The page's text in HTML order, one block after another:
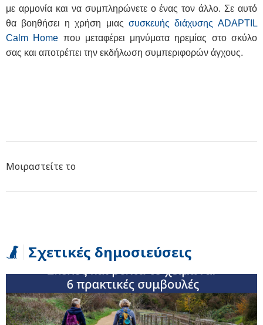
με αρμονία και να συμπληρώνετε ο ένας τον άλλο. Σε αυτό
θα βοηθήσει η χρήση μιας συσκευής διάχυσηςADAPTIL
Calm Home που μεταφέρει μηνύματα ηρεμίας στο σκύλο
σας και αποτρέπει την εκδήλωση συμπεριφορών άγχους.
Μοιραστείτε το
Σχετικές δημοσιεύσεις